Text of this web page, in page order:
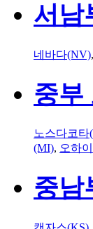
서남
네바다(NV),
중부
노스다코타
(MI), 오하
중남